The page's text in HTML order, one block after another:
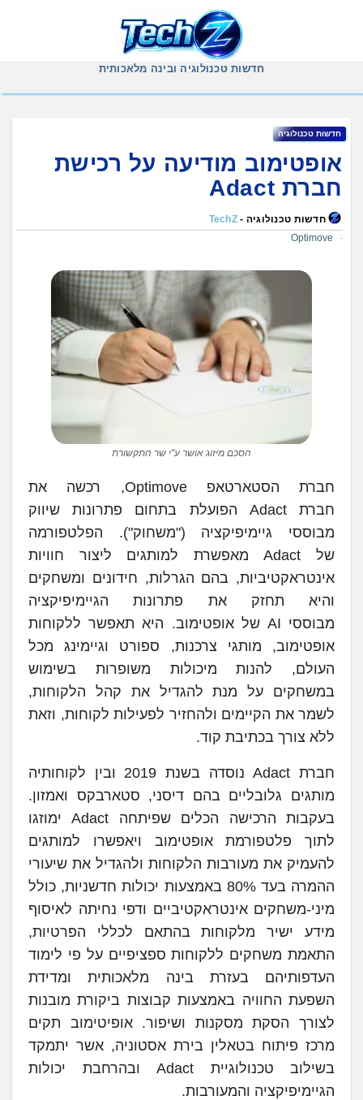
חדשות טכנולוגיה ובינה מלאכותית
חדשות טכנולוגיה
אופטימוב מודיעה על רכישת
חברת Adact
חדשות טכנולוגיה -TechZ
Optimove
הסכם מיזוג אושר ע"י שר התקשורת
חברת הסטארטאפ Optimove, רכשה את
חברת Adact הפועלת בתחום פתרונות שיווק
מבוססי גיימיפיקציה ("משחוק"). הפלטפורמה
של Adact מאפשרת למותגים ליצור חוויות
אינטראקטיביות, בהם הגרלות, חידונים ומשחקים
והיא תחזק את פתרונות הגיימיפיקציה
מבוססי AI של אופטימוב. היא תאפשר ללקוחות
אופטימוב, מותגי צרכנות, ספורט וגיימינג מכל
העולם, להנות מיכולות משופרות בשימוש
במשחקים על מנת להגדיל את קהל הלקוחות,
לשמר את הקיימים ולהחזיר לפעילות לקוחות, וזאת
ללא צורך בכתיבת קוד.
חברת Adact נוסדה בשנת 2019 ובין לקוחותיה
מותגים גלובליים בהם דיסני, סטארבקס ואמזון.
בעקבות הרכישה הכלים שפיתחה Adact ימוזגו
לתוך פלטפורמת אופטימוב ויאפשרו למותגים
להעמיק את מעורבות הלקוחות ולהגדיל את שיעורי
ההמרה בעד 80% באמצעות יכולות חדשניות, כולל
מיני-משחקים אינטראקטיביים ודפי נחיתה לאיסוף
מידע ישיר מלקוחות בהתאם לכללי הפרטיות,
התאמת משחקים ללקוחות ספציפיים על פי לימוד
העדפותיהם בעזרת בינה מלאכותית ומדידת
השפעת החוויה באמצעות קבוצות ביקורת מובנות
לצורך הסקת מסקנות ושיפור. אופיטימוב תקים
מרכז פיתוח בטאלין בירת אסטוניה, אשר יתמקד
בשילוב טכנולוגיית Adact ובהרחבת יכולות
הגיימיפיקציה והמעורבות.